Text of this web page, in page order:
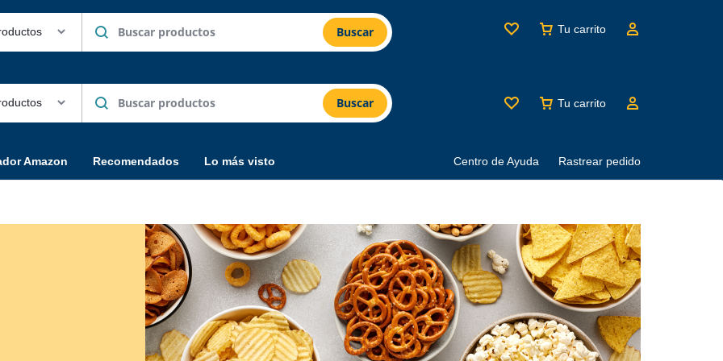
Buscar Tu carrito
Amazon Recomendados Lo más visto Centro de Ayuda Rastrear pedido
Buscar Tu carrito